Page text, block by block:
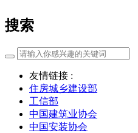
搜索
友情链接 :
住房城乡建设部
工信部
中国建筑业协会
中国安装协会